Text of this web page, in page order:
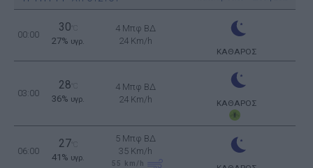
00:00
30
27% υγρ.
4 Μπφ ΒΔ
24 Km/h
ΚΑΘΑΡΟΣ
03:00
28
36% υγρ.
4 Μπφ ΒΔ
24 Km/h
ΚΑΘΑΡΟΣ
06:00
27
41% υγρ.
5 Μπφ ΒΔ
35 Km/h
55 km/h